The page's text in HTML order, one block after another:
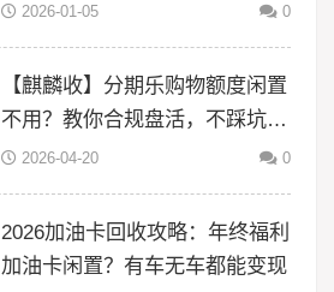
2026-01-05 0
【麒麟收】分期乐购物额度闲置
不用？教你合规盘活，不踩坑更
省心2026-04-20 0
2026加油卡回收攻略：年终福利
加油卡闲置？有车无车都能变现